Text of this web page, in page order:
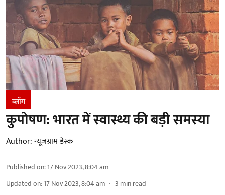
ब्लॉग
कुपोषण: भारत में स्वास्थ्य की बड़ी समस्या
Author:न्यूज़ग्राम डेस्क
Published on:17 Nov 2023, 8:04 am
Updated on:17 Nov 2023, 8:04 am 3 min read